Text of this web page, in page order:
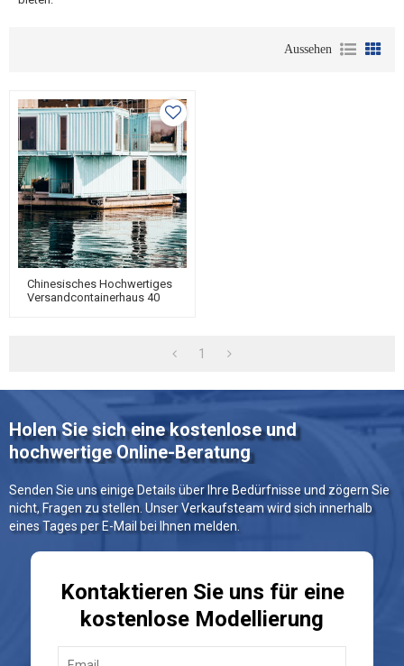
Aussehen
Chinesisches Hochwertiges
Versandcontainerhaus 40
1
Holen Sie sich eine kostenlose und
hochwertige Online-Beratung
Senden Sie uns einige Details über Ihre Bedürfnisse und zögern Sie
nicht, Fragen zu stellen. Unser Verkaufsteam wird sich innerhalb
eines Tages per E-Mail bei Ihnen melden.
Kontaktieren Sie uns für eine
kostenlose Modellierung